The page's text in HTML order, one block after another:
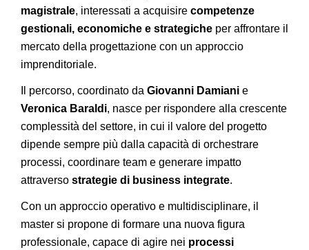
magistrale, interessati a acquisire competenze
gestionali, economiche e strategiche per affrontare il
mercato della progettazione con un approccio
imprenditoriale.
Il percorso, coordinato da Giovanni Damiani e
Veronica Baraldi, nasce per rispondere alla crescente
complessità del settore, in cui il valore del progetto
dipende sempre più dalla capacità di orchestrare
processi, coordinare team e generare impatto
attraverso strategie di business integrate.
Con un approccio operativo e multidisciplinare, il
master si propone di formare una nuova figura
professionale, capace di agire nei processi